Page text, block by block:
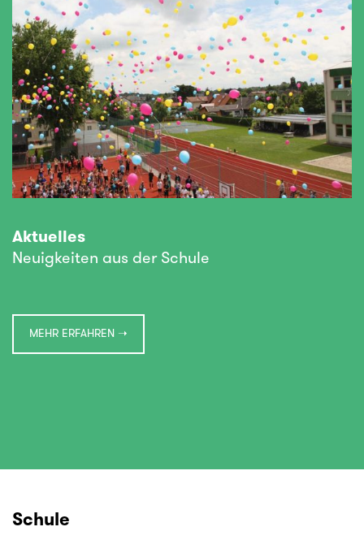
Aktuelles
Neuigkeiten aus der Schule
MEHR ERFAHREN ➝
Schule